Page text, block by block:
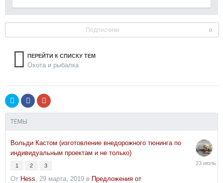
Подписчики 0
ПЕРЕЙТИ К СПИСКУ ТЕМ
Охота и рыбалка
ТЕМЫ
Вольди Кастом (изготовление внедорожного тюнинга по
индивидуальным проектам и не только)
1 2 3
От Hess, 29 марта, 2019 в Предложения от
23